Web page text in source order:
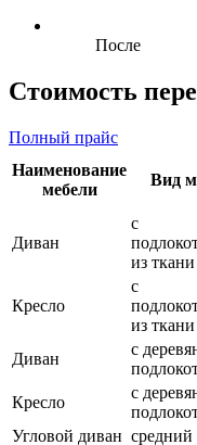
После
Стоимость
Полный прайс
Наименование
мебели
Вид
Диван
с
из ткани
Кресло
с
из ткани
Диван
с
Кресло
с
Угловой диван средний